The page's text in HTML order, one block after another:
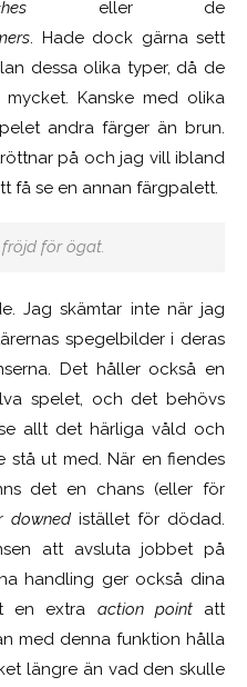
eller de
. Hade dock gärna sett
dessa olika typer, då de
Kanske med olika
andra färger än brun.
på och jag vill ibland
få se en annan färgpalett.
fröjd för ögat.
Jag skämtar inte när jag
spegelbilder i deras
Det håller också en
spelet, och det behövs
allt det härliga våld och
stå ut med. När en fiendes
det en chans (eller för
downed istället för dödad.
att avsluta jobbet på
handling ger också dina
en extra action point att
med denna funktion hålla
längre än vad den skulle